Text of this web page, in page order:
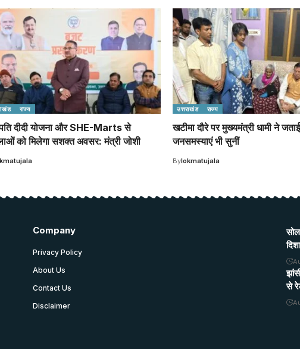
राज्य
दीदी योजना और SHE-Marts से
को मिलेगा सशक्त अवसर: मंत्री जोशी
उत्तराखंड राज्य
खटीमा दौरे पर मुख्यमंत्री धामी ने
जनसमस्याएं भी सुनीं
Bylokmatujala
Company
Privacy Policy
About Us
Contact Us
Disclaimer
से